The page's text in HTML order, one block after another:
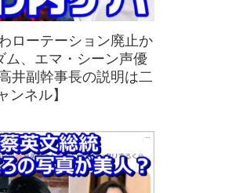
ローテーション廃止か
ム、エマ・シーン声優
井副幹事長の説明は二
ンネル】